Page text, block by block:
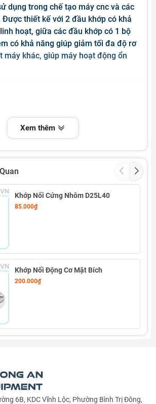
dụng trong chế tạo máy cnc và các
Được thiết kế với 2 đầu khớp có khả
hoạt, giữa các đầu khớp có 1 bộ
có khả năng giúp giảm tối đa độ rơ
máy khác, giúp máy hoạt động ổn
Xem thêm
Khớp Nối Cứng Nhôm D25L40
85.000₫
Khớp Nối Động Cơ Mặt Bích
200.000₫
6B, KDC Vĩnh Lộc, Phường Bình Trị Đông,